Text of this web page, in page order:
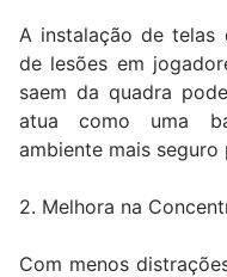
A instalação de
de lesões em
saem da quadra
atua como uma
ambiente mais seguro
2. Melhora na
Com menos